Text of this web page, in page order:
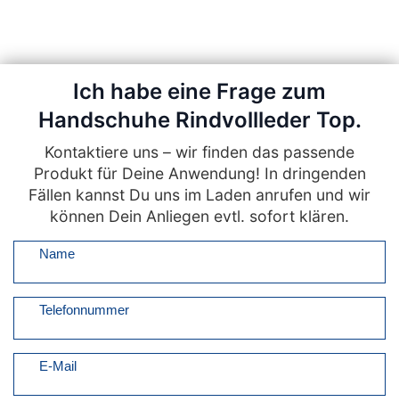
Ich habe eine Frage zum
Handschuhe Rindvollleder Top.
Kontaktiere uns – wir finden das passende
Produkt für Deine Anwendung! In dringenden
Fällen kannst Du uns im Laden anrufen und wir
können Dein Anliegen evtl. sofort klären.
Name
Telefonnummer
E-Mail